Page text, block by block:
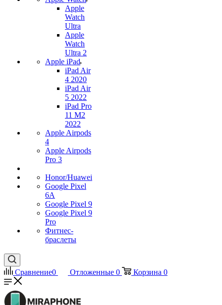
Apple
Watch
Ultra
Apple
Watch
Ultra 2
Apple iPad
iPad Air
4 2020
iPad Air
5 2022
iPad Pro
11 M2
2022
Apple Airpods
4
Apple Airpods
Pro 3
Honor/Huawei
Google Pixel
6A
Google Pixel 9
Google Pixel 9
Pro
Фитнес-
браслеты
Сравнение0 Отложенные 0 Корзина 0